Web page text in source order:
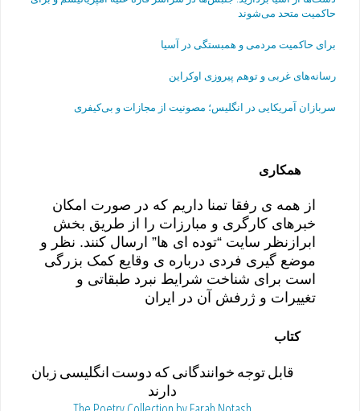
حاکمیت متحد می‌شوند
برای حاکمیت مردمی و همبستگی در آسیا
رسانه‌های غربی و توهم پیروزی اوکراین
سربازان آمریکایی در انگلیس؛ مصونیت از مجازات و بی‌کیفری
همکاری
از همه ی رفقا تمنا داریم که در صورت امکان
خبرهای کارگری و مبارزات را از طریق بخش
ابرازنظر سایت “توده ای ها” ارسال کنند. نظر و
موضع گیری فردی درباره ی وقایع کمک بزرگی
است برای شناخت شرایط نبرد طبقاتی و
تغییرات و ژرفش آن در ایران
کتاب
قابل توجه خوانندگانی که دوست انگلیسی زبان
دارند